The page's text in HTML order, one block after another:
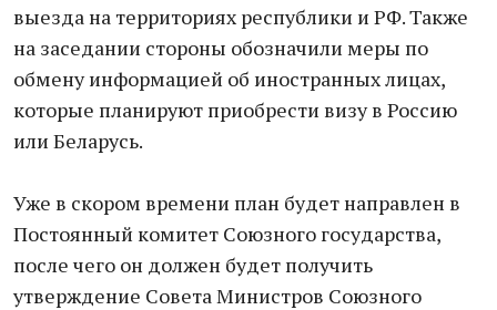
выезда на территориях республики и РФ. Также
на заседании стороны обозначили меры по
обмену информацией об иностранных лицах,
которые планируют приобрести визу в Россию
или Беларусь.
Уже в скором времени план будет направлен в
Постоянный комитет Союзного государства,
после чего он должен будет получить
утверждение Совета Министров Союзного